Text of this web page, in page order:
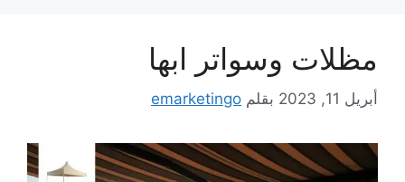
مظلات وسواتر ابها
أبريل 11, 2023 بقلم emarketingo